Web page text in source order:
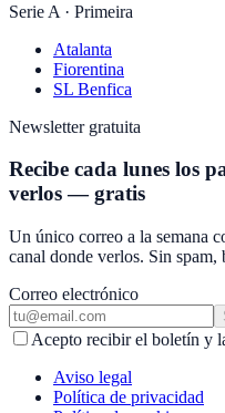
Serie A · Primeira
Atalanta
Fiorentina
SL Benfica
Newsletter gratuita
Recibe cada lunes los
verlos — gratis
Un único correo a la semana
canal donde verlos. Sin spam,
Correo electrónico
Acepto recibir el boletín y
Aviso legal
Política de privacidad